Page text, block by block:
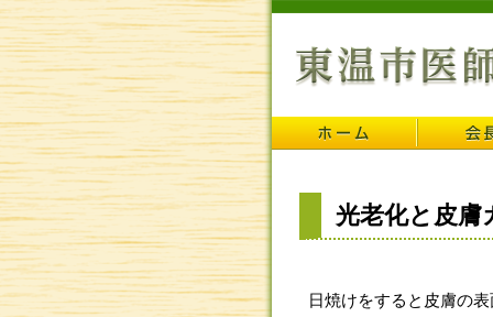
光老化と皮膚
日焼けをすると皮膚の